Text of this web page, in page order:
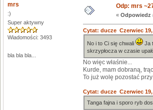
mrs
:)
Super aktywny
Wiadomości: 3493
bla bla bla...
Odp: mrs
« Odpowiedz
Cytat: ducze Czerwiec 19,
No i to Ci się chwali
Ja
skrzypłocza w czasie
No więc właśnie...
Kurde, mam dobraną,
To już wolę pozostać
Cytat: ducze Czerwiec 19,
Tanga fajna i sporo ryb